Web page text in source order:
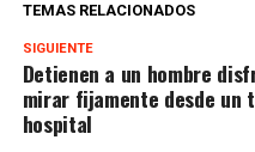
TEMAS RELACIONADOS
SIGUIENTE
Detienen a un hombre
mirar fijamente desde un
hospital